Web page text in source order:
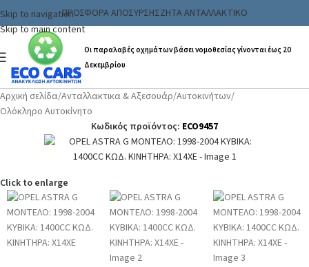
Skip to navigation
Skip to main content
ΠΡΟΣΦΟΡΑ ΑΠΟΣΥΡΣΗΣΖΗΤΑ ΑΝΤΑΛΛΑΚΤΙΚΟ
Οι παραλαβές οχημάτων βάσει νομοθεσίας γίνονται έως 20
Δεκεμβρίου
Αρχική σελίδα/Ανταλλακτικα & Αξεσουάρ/Αυτοκινήτων/
Ολόκληρο Αυτοκίνητο
Κωδικός προϊόντος: ECO9457
Click to enlarge